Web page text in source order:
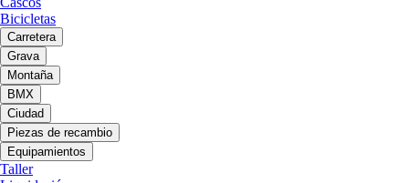
Bicicletas
Carretera
Grava
Montaña
BMX
Ciudad
Piezas de recambio
Equipamientos
Taller